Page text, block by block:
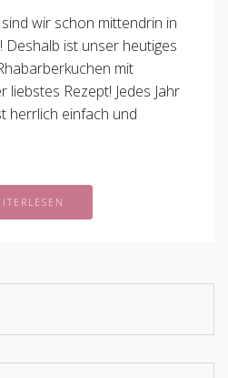
wir schon mittendrin in
Deshalb ist unser heutiges
mit
liebstes Rezept! Jedes Jahr
herrlich einfach und